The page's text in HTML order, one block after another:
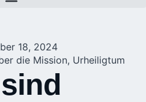
18, 2024
die Mission, Urheiligtum